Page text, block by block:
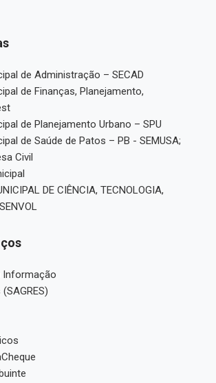
de Administração – SECAD
de Finanças, Planejamento,
de Planejamento Urbano – SPU
de Saúde de Patos – PB - SEMUSA;
Civil
DE CIÊNCIA, TECNOLOGIA,
Informação